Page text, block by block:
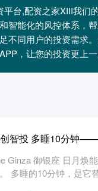
台,配资之家XIII‌我们
智能化的风控体系，
不同用户的投资需求
，让您的投资更上一
智投 多睡10分钟
Ginza 御银座 日月焕
多睡的10分钟，是它